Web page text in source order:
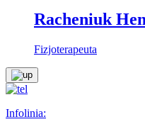
Racheniuk
Fizjoterapeuta
Infolinia: